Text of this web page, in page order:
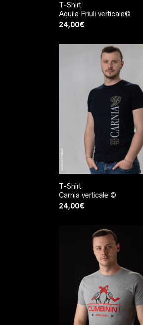
T-Shirt
Aquila Friuli verticale©
24,00€
T-Shirt
Carnia verticale ©
24,00€